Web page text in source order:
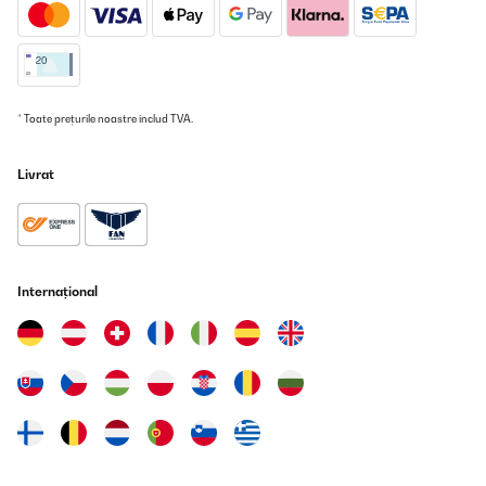
pentru carne sau pachete mai mari. În utilizarea zilnică veți aprecia faptul că
deschideți doar un singur sertar, iar restul conținutului rămâne protejat de
încălzirea inutilă.
Congelatorul cu sertare este alegerea ideală pentru bucătărie sau cămară,
amplasare. Deoarece nu este un aparat încorporabil, nu sunteți limitați de
mobilierul de bucătărie și îl puteți poziționa exact acolo unde vă este cel mai
convenabil.
este utilizat intensiv. La prepararea mâncărurilor pentru stoc, congelarea
independente, nu este necesar să limitați capacitatea frigiderului, iar
congelarea alimentelor se desfășoară eficient și fără compromisuri.
Congelatorul No Frost reprezintă o soluție modernă care crește semnificativ
* Toate prețurile noastre includ TVA.
Livrat
Internațional